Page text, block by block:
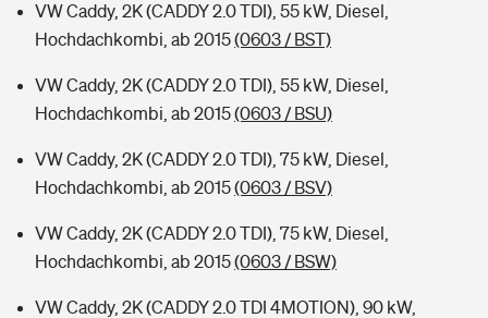
VW Caddy, 2K (CADDY 2.0 TDI), 55 kW, Diesel,
Hochdachkombi, ab 2015(0603 / BST)
VW Caddy, 2K (CADDY 2.0 TDI), 55 kW, Diesel,
Hochdachkombi, ab 2015(0603 / BSU)
VW Caddy, 2K (CADDY 2.0 TDI), 75 kW, Diesel,
Hochdachkombi, ab 2015(0603 / BSV)
VW Caddy, 2K (CADDY 2.0 TDI), 75 kW, Diesel,
Hochdachkombi, ab 2015(0603 / BSW)
VW Caddy, 2K (CADDY 2.0 TDI 4MOTION), 90 kW,